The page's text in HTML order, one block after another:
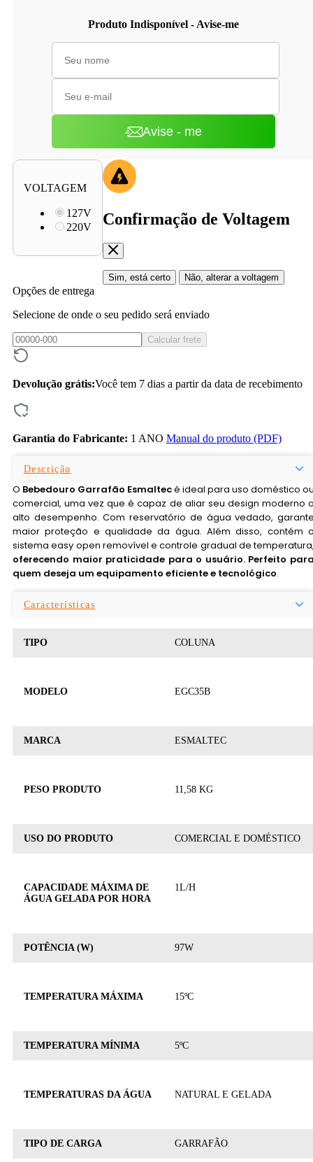
Produto Indisponível - Avise-me
Avise - me
VOLTAGEM
127V
220V
Confirmação de Voltagem
Sim, está certo Não, alterar a voltagem
Opções de entrega
Selecione de onde o seu pedido será enviado
Calcular frete
Devolução grátis:Você tem 7 dias a partir da data de recebimento
Garantia do Fabricante: 1 ANO Manual do produto (PDF)
Descrição
O Bebedouro Garrafão Esmaltecé ideal para uso doméstico
comercial, uma vez que é capaz de aliar seu design moderno
alto desempenho. Com reservatório de água vedado,
maior proteção e qualidade da água. Além disso, contém
sistema easy open removível e controle gradual de
oferecendo maior praticidade para o usuário. Perfeito
quem deseja um equipamento eficiente e tecnológico.
Características
TIPO COLUNA
MODELO EGC35B
MARCA ESMALTEC
PESO PRODUTO 11,58 KG
USO DO PRODUTO COMERCIAL E DOMÉSTICO
CAPACIDADE MÁXIMA DE
ÁGUA GELADA POR HORA
1L/H
POTÊNCIA (W) 97W
TEMPERATURA MÁXIMA 15ºC
TEMPERATURA MÍNIMA 5ºC
TEMPERATURAS DA ÁGUA NATURAL E GELADA
TIPO DE CARGA GARRAFÃO